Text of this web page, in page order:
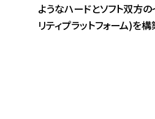
ようなハードとソフト双方
リティプラットフォーム)を構